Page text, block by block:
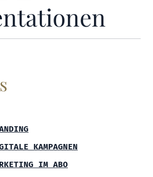
KAMPAGNEN
IM ABO